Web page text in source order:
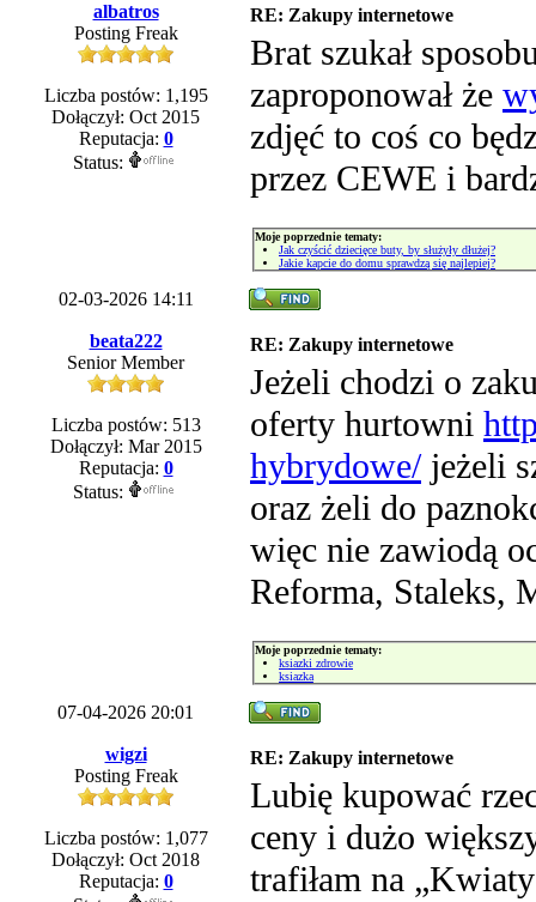
albatros
Posting Freak
Liczba postów: 1,195
Dołączył: Oct 2015
Reputacja: 0
Status:
RE: Zakupy internetowe
Brat szukał
zaproponował że
zdjęć to coś co
przez CEWE i
Moje poprzednie tematy:
Jak czyścić dziecięce buty, by służyły dłużej?
Jakie kapcie do domu sprawdzą się najlepiej?
02-03-2026 14:11
beata222
Senior Member
Liczba postów: 513
Dołączył: Mar 2015
Reputacja: 0
Status:
RE: Zakupy internetowe
Jeżeli chodzi o
oferty hurtowni
hybrydowe/jeżeli
oraz żeli do
więc nie zawiodą
Reforma, Staleks,
Moje poprzednie tematy:
ksiazki zdrowie
ksiazka
07-04-2026 20:01
wigzi
Posting Freak
Liczba postów: 1,077
Dołączył: Oct 2018
Reputacja: 0
RE: Zakupy internetowe
Lubię kupować
ceny i dużo
trafiłam na